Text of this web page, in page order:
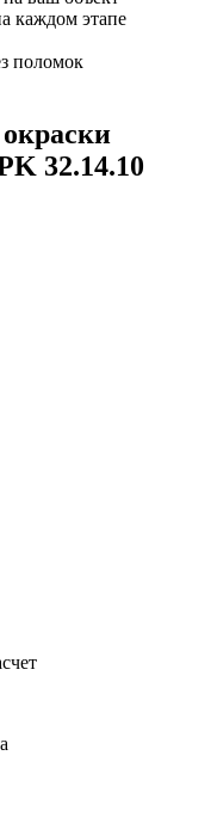
каждом этапе
поломок
32.14.10